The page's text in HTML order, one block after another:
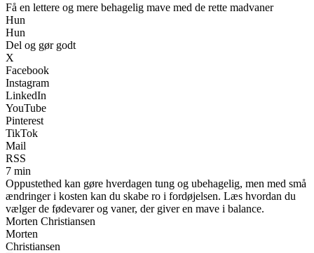
Få en lettere og mere behagelig mave med de rette madvaner
Hun
Hun
Del og gør godt
X
Facebook
Instagram
LinkedIn
YouTube
Pinterest
TikTok
Mail
RSS
7 min
Oppustethed kan gøre hverdagen tung og ubehagelig, men med små
ændringer i kosten kan du skabe ro i fordøjelsen. Læs hvordan du
vælger de fødevarer og vaner, der giver en mave i balance.
Morten Christiansen
Morten
Christiansen